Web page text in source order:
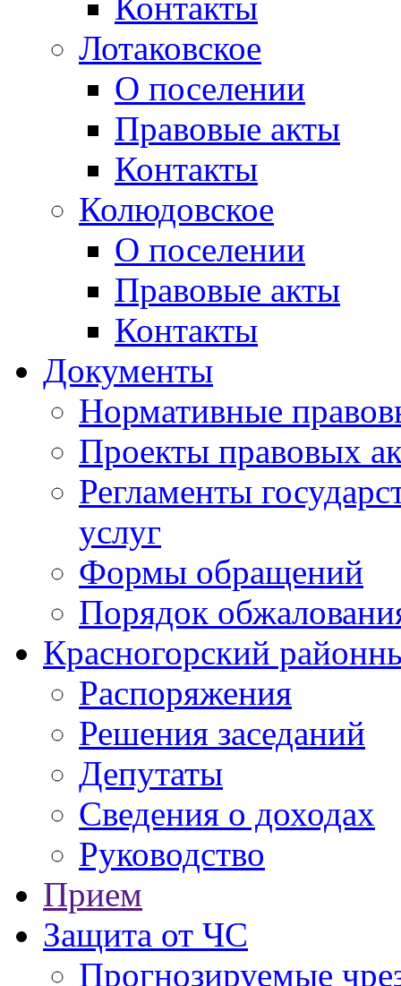
Лотаковское
О поселении
Правовые акты
Контакты
Колюдовское
О поселении
Правовые акты
Контакты
Документы
Нормативные
Проекты правовых
Регламенты
услуг
Формы обращений
Порядок
Красногорский
Распоряжения
Решения заседаний
Депутаты
Сведения о доходах
Руководство
Прием
Защита от ЧС
Прогнозируемые